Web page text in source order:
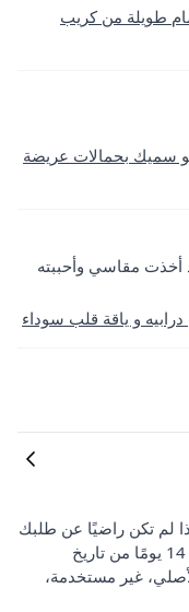
طويلة من كريب
سميك بحمالات عريضة
أخذت مقاسي وأحببته
و ياقة قلب سوداء
لم تكن راضيًا عن طلبك
لأي سبب كان، يمكنك إرجاع منتجاتك خلال 14 يومًا من تاريخ
غير مستخدمة،